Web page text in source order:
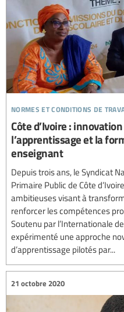
normes et conditions de
Côte d’Ivoire :
l’apprentissage et la
enseignant
Depuis trois ans, le Syndicat
Primaire Public de Côte
ambitieuses visant à
renforcer les compétences
Soutenu par l’Internationale
expérimenté une approche
d’apprentissage pilotés par...
21 octobre 2020